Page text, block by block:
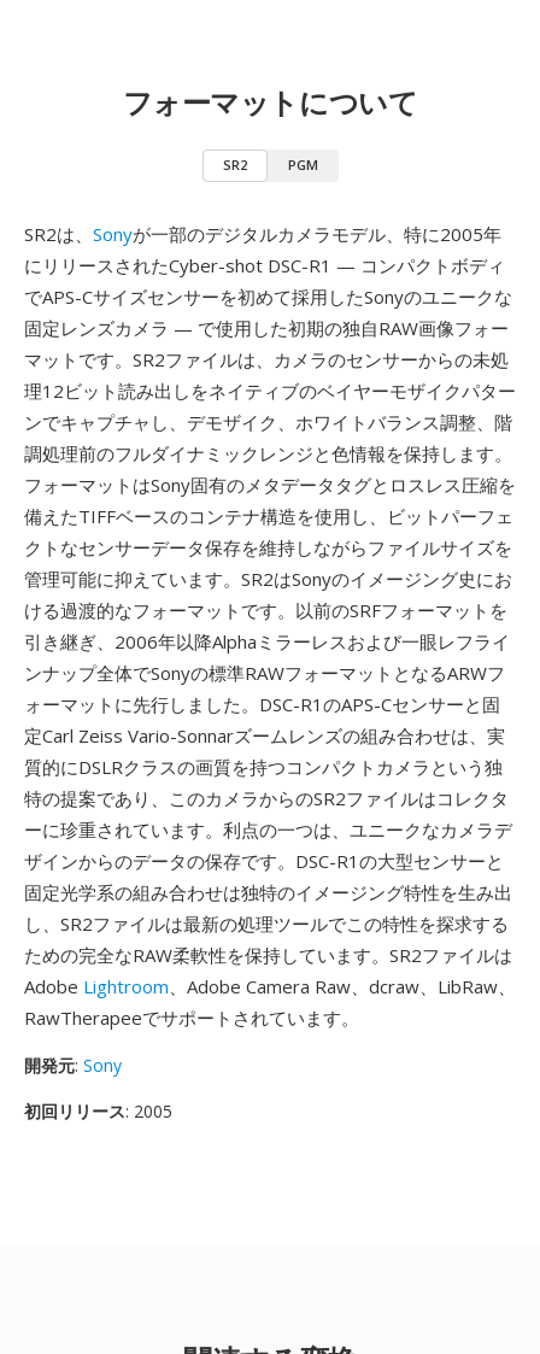
フォーマットについて
SR2 PGM
SR2は、 Sonyが一部のデジタルカメラモデル、特に2005年
にリリースされたCyber-shot DSC-R1 — コンパクトボディ
でAPS-Cサイズセンサーを初めて採用したSonyのユニークな
固定レンズカメラ — で使用した初期の独自RAW画像フォー
マットです。SR2ファイルは、カメラのセンサーからの未処
理12ビット読み出しをネイティブのベイヤーモザイクパター
ンでキャプチャし、デモザイク、ホワイトバランス調整、階
調処理前のフルダイナミックレンジと色情報を保持します。
フォーマットはSony固有のメタデータタグとロスレス圧縮を
備えたTIFFベースのコンテナ構造を使用し、ビットパーフェ
クトなセンサーデータ保存を維持しながらファイルサイズを
管理可能に抑えています。SR2はSonyのイメージング史にお
ける過渡的なフォーマットです。以前のSRFフォーマットを
引き継ぎ、2006年以降Alphaミラーレスおよび一眼レフライ
ンナップ全体でSonyの標準RAWフォーマットとなるARWフ
ォーマットに先行しました。DSC-R1のAPS-Cセンサーと固
定Carl Zeiss Vario-Sonnarズームレンズの組み合わせは、実
質的にDSLRクラスの画質を持つコンパクトカメラという独
特の提案であり、このカメラからのSR2ファイルはコレクタ
ーに珍重されています。利点の一つは、ユニークなカメラデ
ザインからのデータの保存です。DSC-R1の大型センサーと
固定光学系の組み合わせは独特のイメージング特性を生み出
し、SR2ファイルは最新の処理ツールでこの特性を探求する
ための完全なRAW柔軟性を保持しています。SR2ファイルは
Adobe Lightroom、Adobe Camera Raw、dcraw、LibRaw、
RawTherapeeでサポートされています。
開発元: Sony
初回リリース: 2005